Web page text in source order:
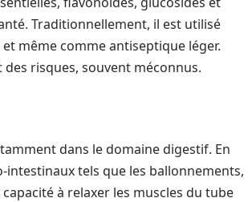
Traditionnellement, il est utilisé
même comme antiseptique léger.
risques, souvent méconnus.
dans le domaine digestif. En
tels que les ballonnements,
à relaxer les muscles du tube